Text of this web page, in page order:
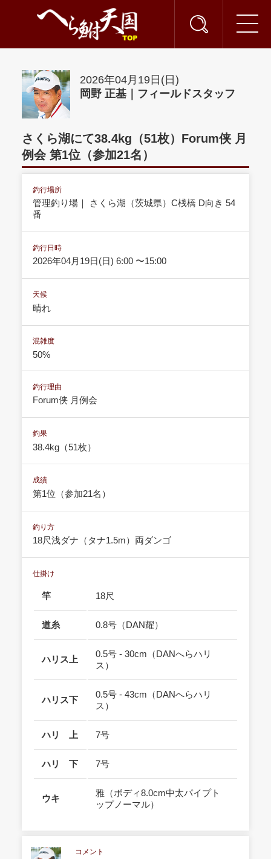
2026年04月19日(日)
岡野 正基｜フィールドスタッフ
さくら湖にて38.4kg（51枚）Forum侠 月
例会 第1位（参加21名）
釣行場所
管理釣り場｜ さくら湖（茨城県）C桟橋 D向き 54
番
釣行日時
2026年04月19日(日) 6:00 〜15:00
天候
晴れ
混雑度
50%
釣行理由
Forum侠 月例会
釣果
38.4kg（51枚）
成績
第1位（参加21名）
釣り方
18尺浅ダナ（タナ1.5m）両ダンゴ
仕掛け
竿 18尺
道糸 0.8号（DAN耀）
ハリス上
0.5号 - 30cm（DANへらハリ
ス）
ハリス下
0.5号 - 43cm（DANへらハリ
ス）
ハリ 上 7号
ハリ 下 7号
ウキ
雅（ボディ8.0cm中太パイプト
ップノーマル）
コメント